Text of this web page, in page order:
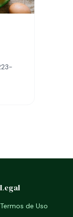
Legal
Termos de Uso